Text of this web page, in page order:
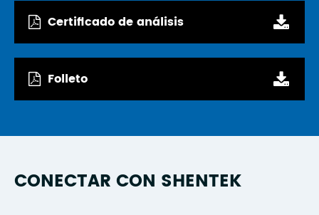
Certificado de análisis
Folleto
CONECTAR CON SHENTEK